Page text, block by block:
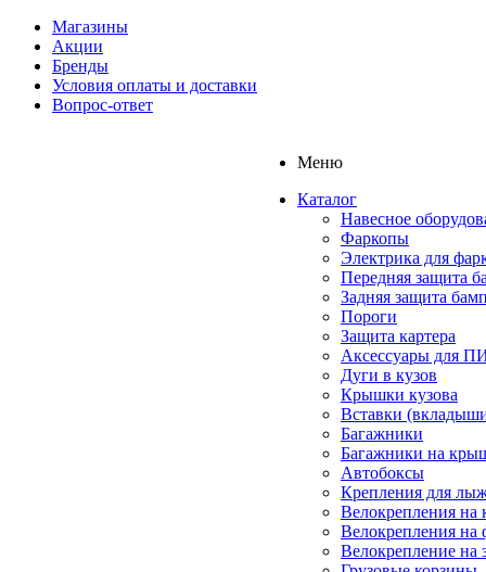
Магазины
Акции
Бренды
Условия оплаты и доставки
Вопрос-ответ
Меню
Каталог
Навесное
Фаркопы
Электрика для
Передняя защита
Задняя защита
Пороги
Защита картера
Аксессуары для
Дуги в кузов
Крышки кузова
Вставки
Багажники
Багажники на
Автобоксы
Крепления для
Велокрепления
Велокрепления на
Велокрепление на